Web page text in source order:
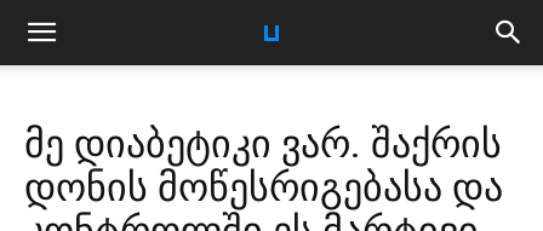
მე დიაბეტიკი ვარ. შაქრის
დონის მოწესრიგებასა და